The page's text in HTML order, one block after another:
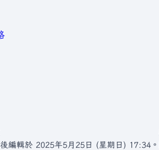
編輯於 2025年5月25日 (星期日) 17:34。